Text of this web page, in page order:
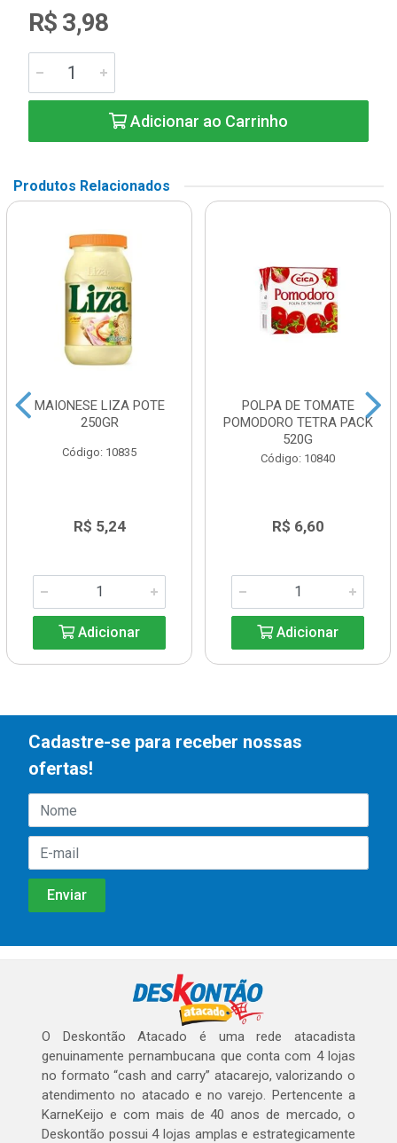
R$ 3,98
Adicionar ao Carrinho
Produtos Relacionados
MAIONESE LIZA POTE
250GR
Código: 10835
R$ 5,24
Adicionar
POLPA DE TOMATE
POMODORO TETRA PACK
520G
Código: 10840
R$ 6,60
Adicionar
Cadastre-se para receber nossas
ofertas!
O Deskontão Atacado é uma rede atacadista
genuinamente pernambucana que conta com 4 lojas
no formato “cash and carry” atacarejo, valorizando o
atendimento no atacado e no varejo. Pertencente a
KarneKeijo e com mais de 40 anos de mercado, o
Deskontão possui 4 lojas amplas e estrategicamente